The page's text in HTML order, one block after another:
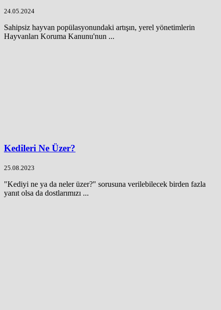
24.05.2024
Sahipsiz hayvan popülasyonundaki artışın, yerel yönetimlerin
Hayvanları Koruma Kanunu'nun ...
Kedileri Ne Üzer?
25.08.2023
"Kediyi ne ya da neler üzer?" sorusuna verilebilecek birden fazla
yanıt olsa da dostlarımızı ...